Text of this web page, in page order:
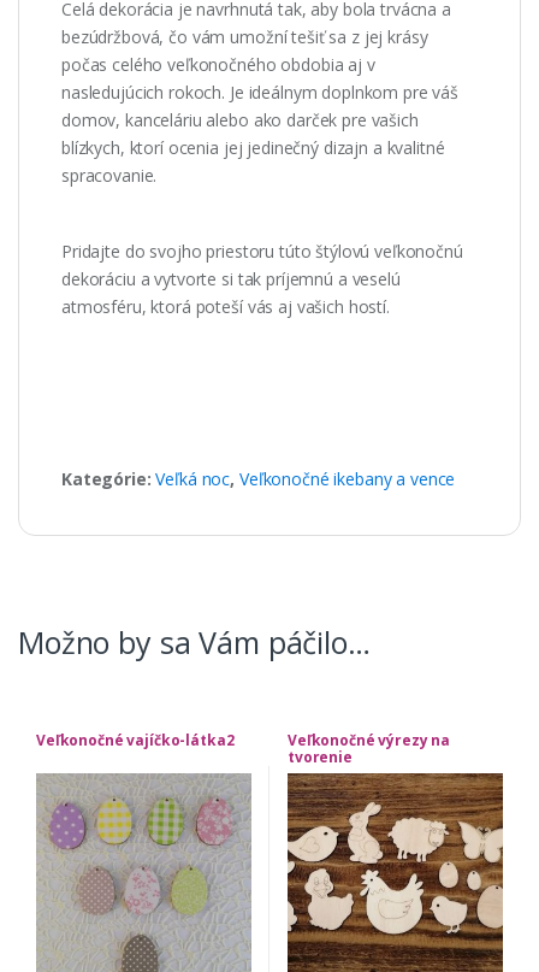
Celá dekorácia je navrhnutá tak, aby bola trvácna a
bezúdržbová, čo vám umožní tešiť sa z jej krásy
počas celého veľkonočného obdobia aj v
nasledujúcich rokoch. Je ideálnym doplnkom pre váš
domov, kanceláriu alebo ako darček pre vašich
blízkych, ktorí ocenia jej jedinečný dizajn a kvalitné
spracovanie.
Pridajte do svojho priestoru túto štýlovú veľkonočnú
dekoráciu a vytvorte si tak príjemnú a veselú
atmosféru, ktorá poteší vás aj vašich hostí.
Kategórie:Veľká noc, Veľkonočné ikebany a vence
Možno by sa Vám páčilo…
Veľkonočné vajíčko-látka2
Veľkonočné výrezy na
tvorenie